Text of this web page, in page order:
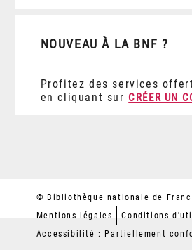
NOUVEAU À LA BNF ?
Profitez des services
en cliquant sur CRÉER UN
© Bibliothèque nationale de
Mentions légales
Conditions
Accessibilité : Partiellement